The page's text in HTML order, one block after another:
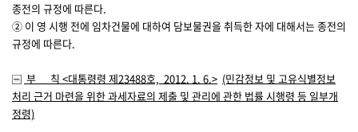
종전의 규정에 따른다.
② 이 영 시행 전에 임차건물에 대하여 담보물권을 취득한 자에 대해서는 종전의
규정에 따른다.
부 칙 <대통령령 제23488호, 2012. 1. 6.> (민감정보 및 고유식별정보
처리 근거 마련을 위한 과세자료의 제출 및 관리에 관한 법률 시행령 등 일부개
정령)